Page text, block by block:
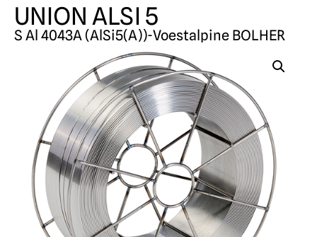
UNION ALSI 5
S Al 4043A (AlSi5(A))-Voestalpine BOLHER